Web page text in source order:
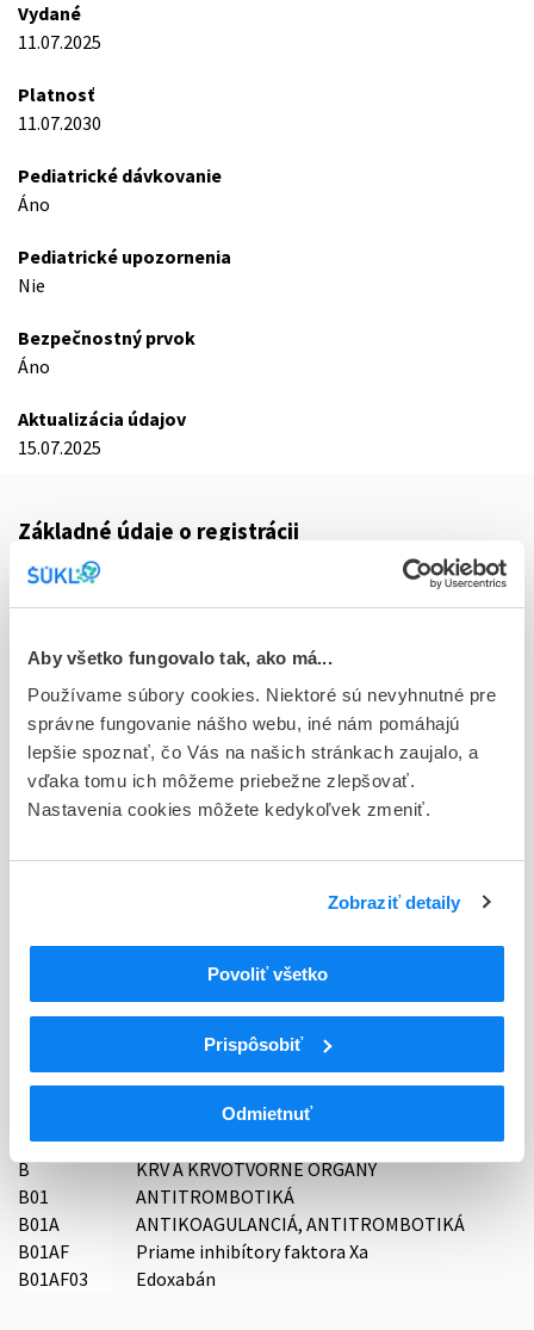
Aby všetko fungovalo tak, ako má...
Používame súbory cookies. Niektoré sú nevyhnutné pre
správne fungovanie nášho webu, iné nám pomáhajú
lepšie spoznať, čo Vás na našich stránkach zaujalo, a
vďaka tomu ich môžeme priebežne zlepšovať.
Nastavenia cookies môžete kedykoľvek zmeniť.
Zobraziť detaily
Povoliť všetko
Prispôsobiť
Odmietnuť
Vydané
11.07.2025
Platnosť
11.07.2030
Pediatrické dávkovanie
Áno
Pediatrické upozornenia
Nie
Bezpečnostný prvok
Áno
Aktualizácia údajov
15.07.2025
Základné údaje o registrácii
Kód
0572F
Registračné číslo
16/0237/25-S
Doplnok
tbl flm 30x60 mg (blis. PVC/Al)
Stav
AS Olpha, Lotyšsko
16 - ANTICOAGULANTIA (FIBRINOLYTICA, ANTIFIBRINOL.)
ATC
B
KRV A KRVOTVORNÉ ORGÁNY
B01
ANTITROMBOTIKÁ
B01A
ANTIKOAGULANCIÁ, ANTITROMBOTIKÁ
B01AF
Priame inhibítory faktora Xa
B01AF03
Edoxabán